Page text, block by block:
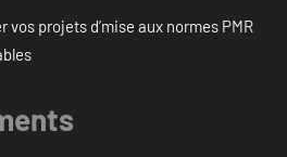
projets d’mise aux normes PMR